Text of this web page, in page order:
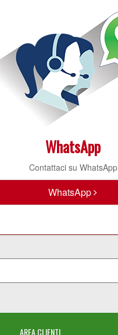
WhatsApp
Contattaci su WhatsApp
WhatsApp
AREA CLIENTI